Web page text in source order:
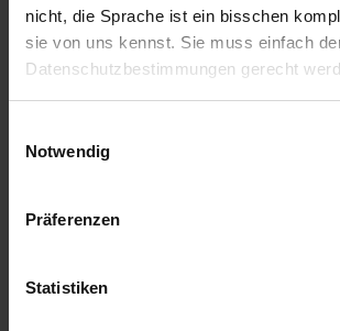
nicht, die Sprache ist ein bisschen
sie von uns kennst. Sie muss einfach
Datenschutzbestimmungen gerecht
Benutzung der Webseite getroffenen
Webseite zu analysieren („Statistiken“),
Informationen zu deiner Verwendung
Notwendig
Präferenzen
Statistiken
Als Azubi werde ich sehr gut behandelt
fragen habe werden diese mir auch
Wie gefällt dir dein
Der Beruf gefällt mir sehr, da meine
abwechslungsreich und spannend sind.
ALDI SÜD